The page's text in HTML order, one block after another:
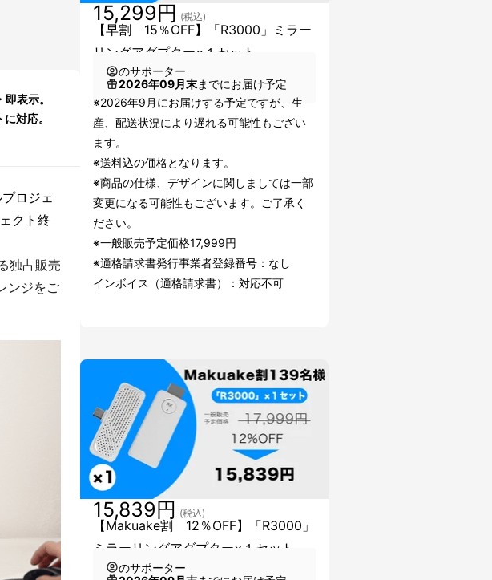
表示。
対応。
ロジェ
クト終
独占販売
ンジをご
【早割 15％OFF】「R3000」ミラー
リングアダプター×１セット
15,299円 (税込)
のサポーター
2026年09月末までにお届け予定
※2026年9月にお届けする予定ですが、生
産、配送状況により遅れる可能性もござい
ます。
※送料込の価格となります。
※商品の仕様、デザインに関しましては一部
変更になる可能性もございます。ご了承く
ださい。
※一般販売予定価格17,999円
※適格請求書発行事業者登録番号：なし
インボイス（適格請求書）：対応不可
【Makuake割 12％OFF】「R3000」
ミラーリングアダプター×１セット
15,839円 (税込)
のサポーター